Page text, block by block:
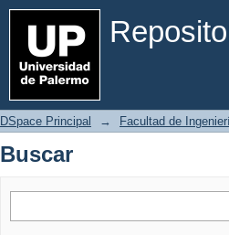
Buscar
DSpace Principal → Facultad de
Buscar